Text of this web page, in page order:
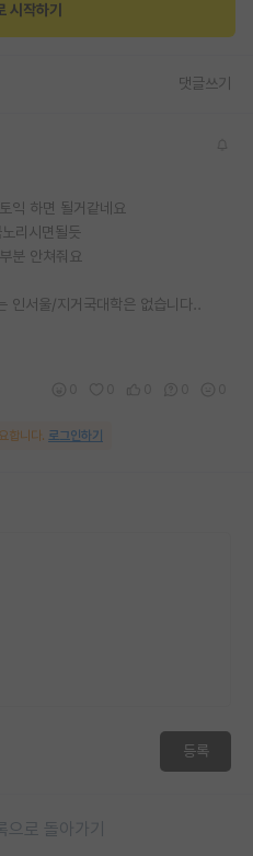
시작하기
댓글쓰기
익 하면 될거같네요
리시면될듯
분 안쳐줘요
인서울/지거국대학은 없습니다..
합니다. 로그인하기
등록
으로 돌아가기